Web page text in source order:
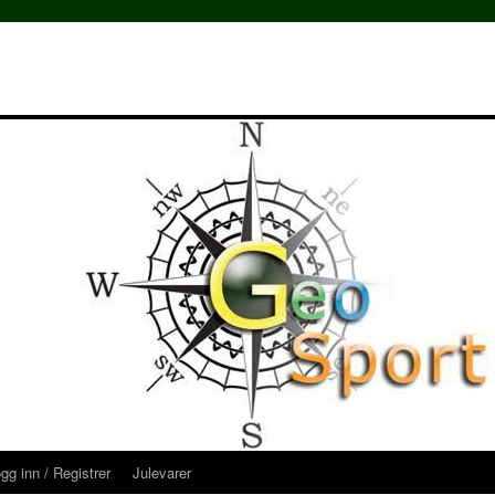
inn / Registrer Julevarer